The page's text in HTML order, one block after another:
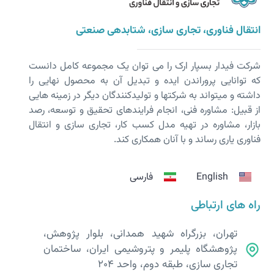
انتقال فناوری، تجاری سازی، شتابدهی صنعتی
شرکت فیدار بسپار ارک را می توان یک مجموعه کامل دانست
که توانایی پروراندن ایده و تبدیل آن به محصول نهایی را
داشته و می­تواند به شرکت­ها و تولیدکنندگان دیگر در زمینه هایی
از قبیل: مشاوره فنی، انجام فرایندهای تحقیق و توسعه، رصد
بازار، مشاوره در تهیه مدل کسب کار، تجاری سازی و انتقال
فناوری یاری رساند و با آنان همکاری کند.
English فارسی
راه های ارتباطی
تهران، بزرگراه شهید همدانی، بلوار پژوهش،
پژوهشگاه پلیمر و پتروشیمی ایران، ساختمان
تجاری سازی، طبقه دوم، واحد 204